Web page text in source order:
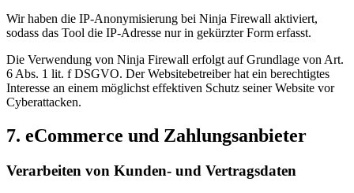
Wir haben die IP-Anonymisierung bei Ninja Firewall aktiviert,
sodass das Tool die IP-Adresse nur in gekürzter Form erfasst.
Die Verwendung von Ninja Firewall erfolgt auf Grundlage von Art.
6 Abs. 1 lit. f DSGVO. Der Websitebetreiber hat ein berechtigtes
Interesse an einem möglichst effektiven Schutz seiner Website vor
Cyberattacken.
7. eCommerce und Zahlungs­anbieter
Verarbeiten von Kunden- und Vertragsdaten